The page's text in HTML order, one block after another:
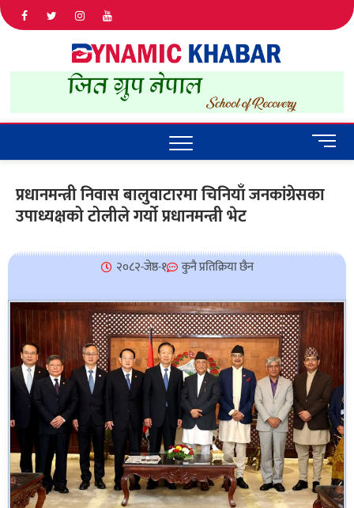
IN NEPAL
M
e
u
n
प्रधानमन्त्री निवास बालुवाटारमा चिनियाँ जनकांग्रेसका
उपाध्यक्षको टोलीले गर्याे प्रधानमन्त्री भेट
२०८२-जेष्ठ-१ कुनै प्रतिक्रिया छैन